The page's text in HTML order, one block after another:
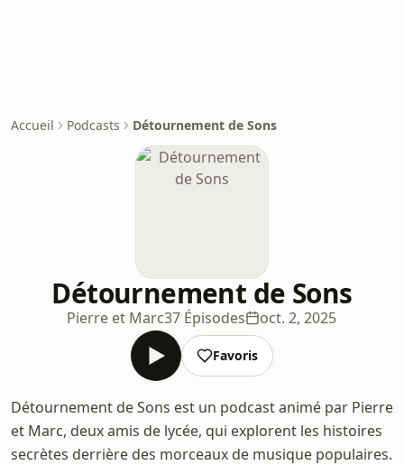
Accueil Podcasts Détournement de Sons
Détournement de Sons
Pierre et Marc37 Épisodes oct. 2, 2025
Favoris
Détournement de Sons est un podcast animé par Pierre
et Marc, deux amis de lycée, qui explorent les histoires
secrètes derrière des morceaux de musique populaires.